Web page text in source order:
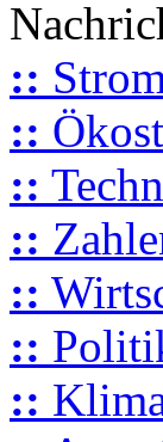
::
::
::
::
::
::
::